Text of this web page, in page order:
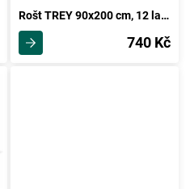
Rošt TREY 90x200 cm, 12 lamel
740 Kč